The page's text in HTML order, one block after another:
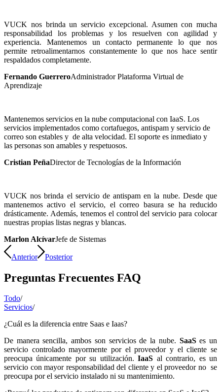
VUCK nos brinda un servicio excepcional. Asumen con mucha
responsabilidad los problemas y los resuelven con agilidad y
experiencia. Mantenemos un contacto permanente lo que nos
permite retroalimentarnos constantemente lo que nos hace sentir
respaldados completamente.
Fernando GuerreroAdministrador Plataforma Virtual de
Aprendizaje
Mantenemos servicios en la nube computacional con IaaS. Los
servicios implementados como cortafuegos, antispam y servicio de
correo son estables y de alta velocidad. El soporte es inmediato y
las personas son amables y respetuosos.
Cristian PeñaDirector de Tecnologías de la Información
VUCK nos brinda el servicio de antispam en la nube. Desde que
mantenemos activo el servicio, el correo basura se ha reducido
drásticamente. Además, tenemos el control del servicio para colocar
nuestras propias listas negras y blancas.
Marlon AlcívarJefe de Sistemas
Anterior Posterior
Preguntas Frecuentes FAQ
Todo/
Servicios/
¿Cuál es la diferencia entre Saas e Iaas?
De manera sencilla, ambos son servicios de la nube. SaaSes un
servicio controlado mayormente por el proveedor y el cliente se
preocupa únicamente por su utilización.IaaS al contrario, es un
servicio con mayor responsabilidad del cliente y el proveedor no se
preocupa por el servicio instalado ni su mantenimiento.